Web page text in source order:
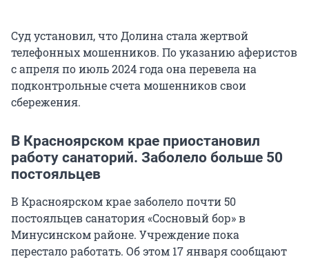
Суд установил, что Долина стала жертвой
телефонных мошенников. По указанию аферистов
с апреля по июль 2024 года она перевела на
подконтрольные счета мошенников свои
сбережения.
В Красноярском крае приостановил
работу санаторий. Заболело больше 50
постояльцев
В Красноярском крае заболело почти 50
постояльцев санатория «Сосновый бор» в
Минусинском районе. Учреждение пока
перестало работать. Об этом 17 января сообщают